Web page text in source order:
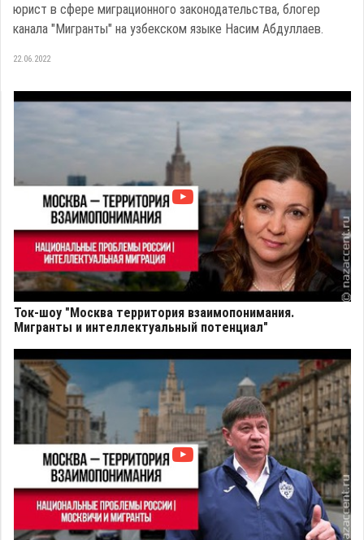
юрист в сфере миграционного законодательства, блогер
канала "Мигранты" на узбекском языке Насим Абдуллаев.
22.06.2022
Ток-шоу "Москва территория взаимопонимания.
Мигранты и интеллектуальный потенциал"